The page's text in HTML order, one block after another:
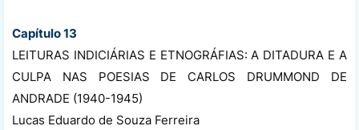
Capítulo 13
LEITURAS INDICIÁRIAS E ETNOGRÁFIAS: A DITADURA E A
CULPA NAS POESIAS DE CARLOS DRUMMOND DE
ANDRADE (1940-1945)
Lucas Eduardo de Souza Ferreira